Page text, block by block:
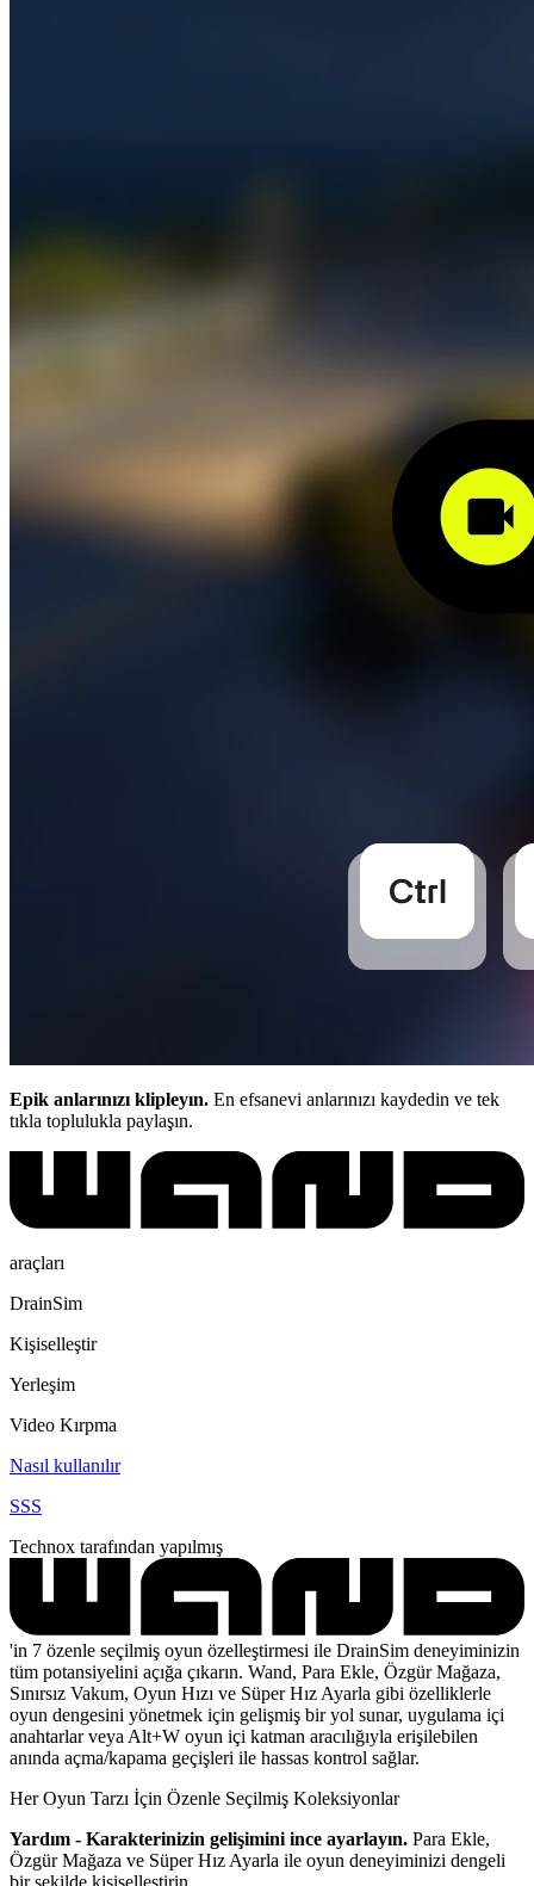
Epik anlarınızı klipleyın. En efsanevi anlarınızı kaydedin ve tek
tıkla toplulukla paylaşın.
araçları
DrainSim
Kişiselleştir
Yerleşim
Video Kırpma
Nasıl kullanılır
SSS
Technox tarafından yapılmış
'in 7 özenle seçilmiş oyun özelleştirmesi ile DrainSim deneyiminizin
tüm potansiyelini açığa çıkarın. Wand, Para Ekle, Özgür Mağaza,
Sınırsız Vakum, Oyun Hızı ve Süper Hız Ayarla gibi özelliklerle
oyun dengesini yönetmek için gelişmiş bir yol sunar, uygulama içi
anahtarlar veya Alt+W oyun içi katman aracılığıyla erişilebilen
anında açma/kapama geçişleri ile hassas kontrol sağlar.
Her Oyun Tarzı İçin Özenle Seçilmiş Koleksiyonlar
Yardım - Karakterinizin gelişimini ince ayarlayın. Para Ekle,
Özgür Mağaza ve Süper Hız Ayarla ile oyun deneyiminizi dengeli
bir şekilde kişiselleştirin.